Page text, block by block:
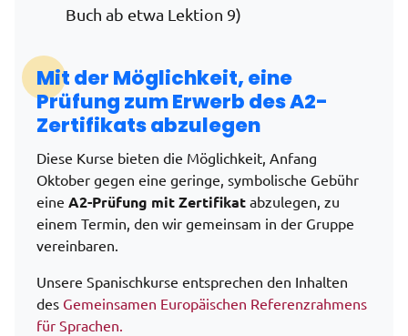
Buch ab etwa Lektion 9)
Mit der Möglichkeit, eine
Prüfung zum Erwerb des A2-
Zertifikats abzulegen
Diese Kurse bieten die Möglichkeit, Anfang
Oktober gegen eine geringe, symbolische Gebühr
eine A2-Prüfung mit Zertifikat abzulegen, zu
einem Termin, den wir gemeinsam in der Gruppe
vereinbaren.
Unsere Spanischkurse entsprechen den Inhalten
des Gemeinsamen Europäischen Referenzrahmens
für Sprachen.